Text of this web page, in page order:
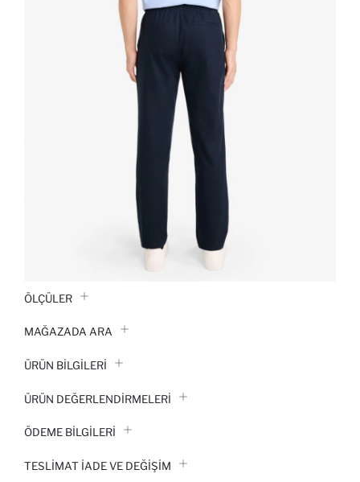
ÖLÇÜLER
MAĞAZADA ARA
ÜRÜN BILGILERI
ÜRÜN DEĞERLENDİRMELERİ
ÖDEME BİLGİLERİ
TESLIMAT İADE VE DEĞIŞIM